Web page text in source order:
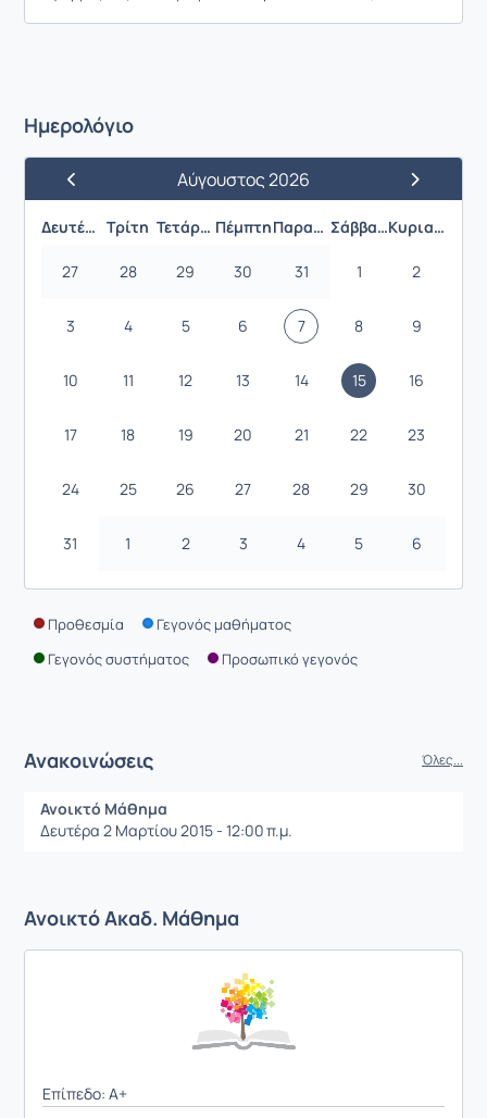
Ημερολόγιο
Προηγούμενος ΜήναςΑύγουστος 2026
Επόμενος
Δευτέρα Τρίτη Τετάρτη Πέμπτη Παρασκευή Σάββατο Κυριακή
27 28 29 30 31 1 2
3 4 5 6 7 8 9
10 11 12 13 14 15 16
17 18 19 20 21 22 23
24 25 26 27 28 29 30
31 1 2 3 4 5 6
Προθεσμία
Γεγονός μαθήματος
Γεγονός συστήματος
Προσωπικό γεγονός
Ανακοινώσεις Όλες...
Ανοικτό Μάθημα
Δευτέρα 2 Μαρτίου 2015 - 12:00 π.μ.
Ανοικτό Ακαδ. Μάθημα
Επίπεδο: A+